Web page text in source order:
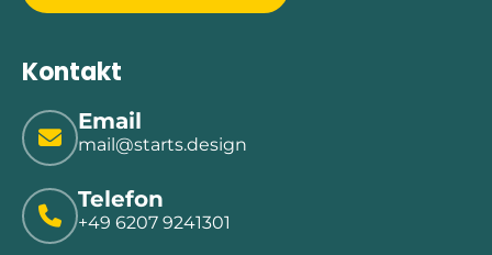
Kontakt
Email
mail@starts.design
Telefon
+49 6207 9241301